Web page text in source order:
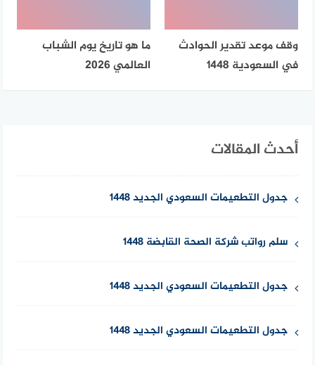
وقف موعد تقدير الحوادث
في السعودية 1448
ما هو تاريخ يوم الشباب
العالمي 2026
أحدث المقالات
جدول التطعيمات السعودي الجديد 1448
سلم رواتب شركة الصحة القابضة 1448
جدول التطعيمات السعودي الجديد 1448
جدول التطعيمات السعودي الجديد 1448